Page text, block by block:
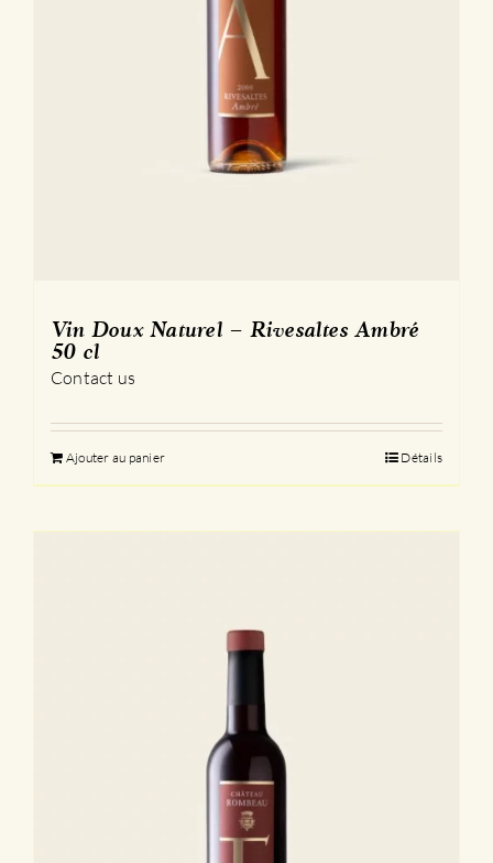
Vin Doux Naturel – Rivesaltes Ambré
50 cl
Contact us
Ajouter au panier Détails